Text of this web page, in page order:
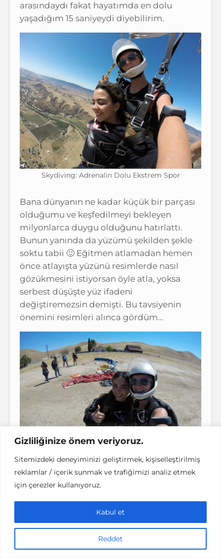
Gizliliğinize önem veriyoruz.
Sitemizdeki deneyiminizi geliştirmek, kişiselleştirilmiş
reklamlar / içerik sunmak ve trafiğimizi analiz etmek
için çerezler kullanıyoruz.
Reddet
Kabul et
arasındaydı fakat hayatımda en dolu
yaşadığım 15 saniyeydi diyebilirim.
Skydiving: Adrenalin Dolu Ekstrem Spor
Bana dünyanın ne kadar küçük bir parçası
olduğumu ve keşfedilmeyi bekleyen
milyonlarca duygu olduğunu hatırlattı.
Bunun yanında da yüzümü şekilden şekle
soktu tabii 🙂 Eğitmen atlamadan hemen
önce atlayışta yüzünü resimlerde nasıl
gözükmesini istiyorsan öyle atla, yoksa
serbest düşüşte yüz ifadeni
değiştiremezsin demişti. Bu tavsiyenin
önemini resimleri alınca gördüm…
Skydiving: Fiyat Nedir?
Bu adrenalin dolu saniyelerden sonra
paraşüt açılıyor ve o eşsiz heyecanlı his
yerini huzura bırakıyor. Ayaklarımın altında
uçsuz bucaksız bir alan görmek özellikle o
yoğun histen sonra beni çok rahatlattı.